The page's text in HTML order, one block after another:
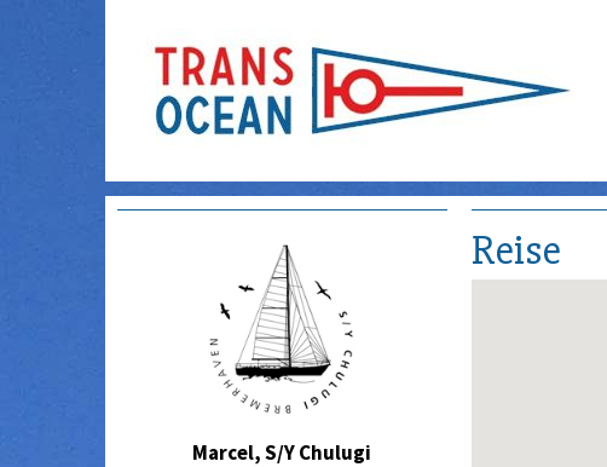
Marcel, S/Y Chulugi
Reise